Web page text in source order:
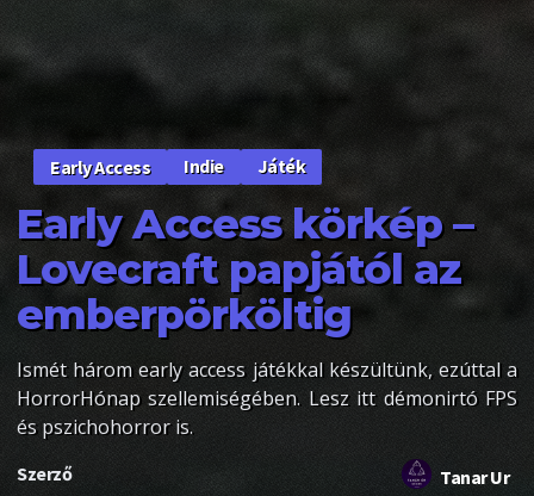
Early Access Indie Játék
Early Access körkép –
Lovecraft papjától az
emberpörköltig
Ismét három early access játékkal készültünk, ezúttal a
HorrorHónap szellemiségében. Lesz itt démonirtó FPS
és pszichohorror is.
Szerző
Tanar Ur